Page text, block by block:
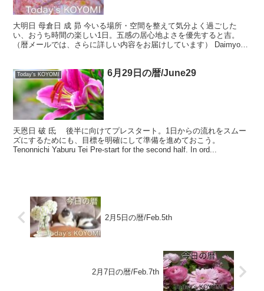
大明日 母倉日 成 昴 今いる場所・空間を整えて気分よく過ごした
い、おうち時間の楽しい1日。五感の居心地よさを優先すると吉。
（暦メールでは、さらに詳しい内容をお届けしています） Daimyou-
Today's KOYOMI 6月29日の暦/June29
天恩日 破 氐 後半に向けてプレスタート。1日からの流れをスムー
ズにするためにも、目標を明確にして準備を進めておこう。
Tenonnichi Yaburu Tei Pre-start for the second half. In ord...
2月5日の暦/Feb.5th
2月7日の暦/Feb.7th